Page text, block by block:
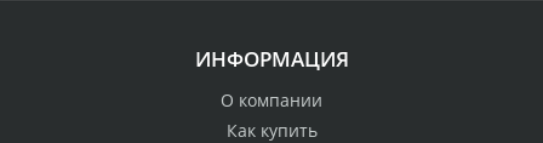
ИНФОРМАЦИЯ
О компании
Как купить